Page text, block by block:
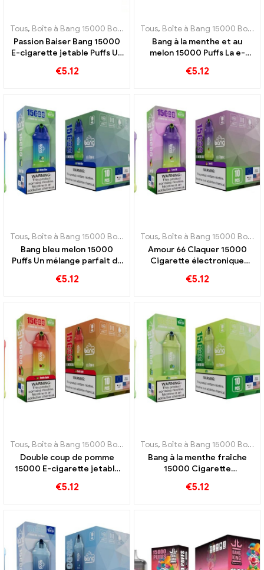
Tous, Boîte à Bang 15000 Bouffée ,E-cigarettes jetables Suède,E-
Passion Baiser Bang 15000
E-cigarette jetable Puffs Un
amateurs de fruits fruités
€5.12
Tous, Boîte à Bang 15000 Bouffée
Bang à la menthe et au
melon 15000 Puffs La e-
rechargeable allie la
€5.12
Tous, Boîte à Bang 15000 Bouffée ,E-cigarettes jetables Suède,E-
Bang bleu melon 15000
Puffs Un mélange parfait de
€5.12
Tous, Boîte à Bang 15000 Bouffée
Amour 66 Claquer 15000
Cigarette électronique
combinaison parfaite de
€5.12
Tous, Boîte à Bang 15000 Bouffée ,E-cigarettes jetables Suède,E-
Double coup de pomme
15000 E-cigarette jetable
douceur des pommes
€5.12
Tous, Boîte à Bang 15000 Bouffée
Bang à la menthe fraîche
15000 Cigarette
Une expérience gustative
€5.12